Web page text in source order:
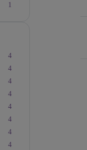
1
4
4
4
4
4
4
4
4